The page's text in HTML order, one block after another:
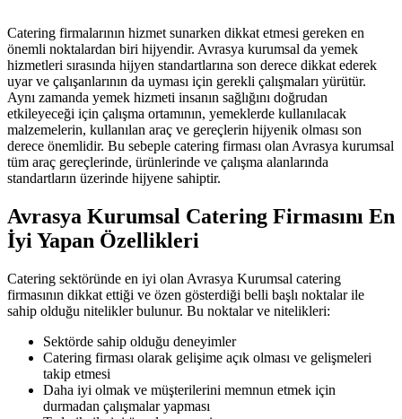
Catering firmalarının hizmet sunarken dikkat etmesi gereken en
önemli noktalardan biri hijyendir. Avrasya kurumsal da yemek
hizmetleri sırasında hijyen standartlarına son derece dikkat ederek
uyar ve çalışanlarının da uyması için gerekli çalışmaları yürütür.
Aynı zamanda yemek hizmeti insanın sağlığını doğrudan
etkileyeceği için çalışma ortamının, yemeklerde kullanılacak
malzemelerin, kullanılan araç ve gereçlerin hijyenik olması son
derece önemlidir. Bu sebeple catering firması olan Avrasya kurumsal
tüm araç gereçlerinde, ürünlerinde ve çalışma alanlarında
standartların üzerinde hijyene sahiptir.
Avrasya Kurumsal Catering Firmasını En
İyi Yapan Özellikleri
Catering sektöründe en iyi olan Avrasya Kurumsal catering
firmasının dikkat ettiği ve özen gösterdiği belli başlı noktalar ile
sahip olduğu nitelikler bulunur. Bu noktalar ve nitelikleri:
Sektörde sahip olduğu deneyimler
Catering firması olarak gelişime açık olması ve gelişmeleri
takip etmesi
Daha iyi olmak ve müşterilerini memnun etmek için
durmadan çalışmalar yapması